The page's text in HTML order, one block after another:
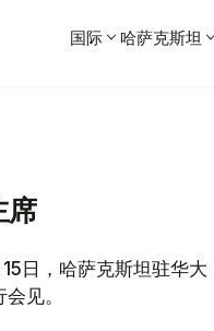
国际 哈萨克斯坦
席
日，哈萨克斯坦驻华大
见。